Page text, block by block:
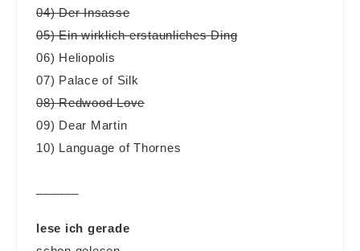
04) Der Insasse
05) Ein wirklich erstaunliches Ding
06) Heliopolis
07) Palace of Silk
08) Redwood Love
09) Dear Martin
10) Language of Thornes
lese ich gerade